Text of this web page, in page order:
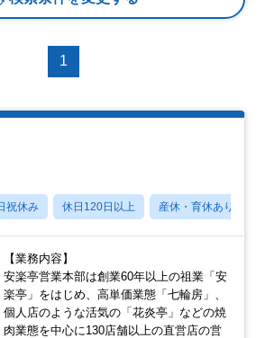
1
祝休み 休日120日以上 産休・育休あり
【業務内容】
安楽亭営業本部は創業60年以上の祖業「安
楽亭」をはじめ、高単価業態「七輪房」、
個人店のような活気の「花炎亭」などの焼
肉業態を中心に130店舗以上の直営店の営